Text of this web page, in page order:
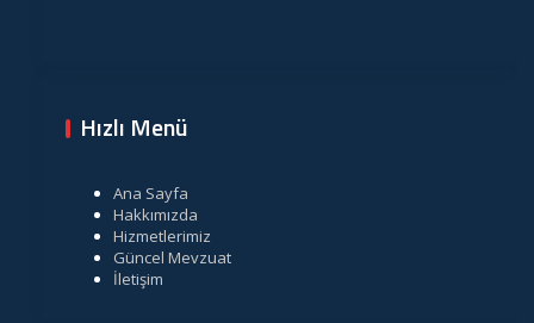
Hızlı Menü
Ana Sayfa
Hakkımızda
Hizmetlerimiz
Güncel Mevzuat
İletişim